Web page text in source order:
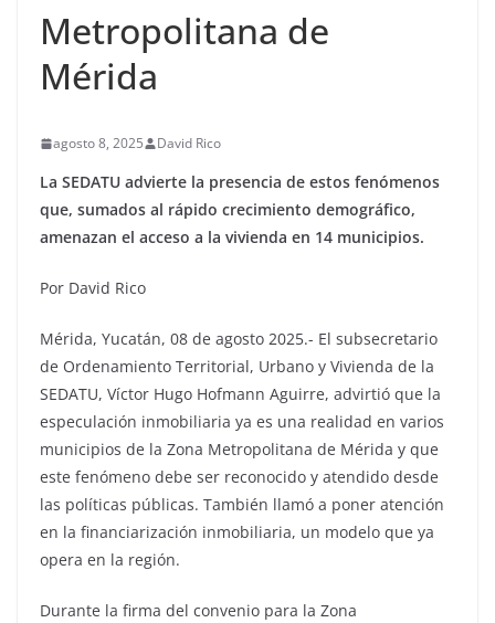
Metropolitana de
Mérida
agosto 8, 2025 David Rico
La SEDATU advierte la presencia de estos fenómenos
que, sumados al rápido crecimiento demográfico,
amenazan el acceso a la vivienda en 14 municipios.
Por David Rico
Mérida, Yucatán, 08 de agosto 2025.- El subsecretario
de Ordenamiento Territorial, Urbano y Vivienda de la
SEDATU, Víctor Hugo Hofmann Aguirre, advirtió que la
especulación inmobiliaria ya es una realidad en varios
municipios de la Zona Metropolitana de Mérida y que
este fenómeno debe ser reconocido y atendido desde
las políticas públicas. También llamó a poner atención
en la financiarización inmobiliaria, un modelo que ya
opera en la región.
Durante la firma del convenio para la Zona